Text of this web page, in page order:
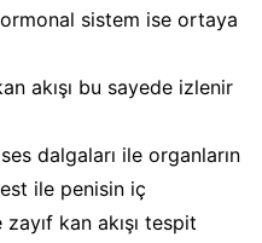
sistem ise ortaya
akışı bu sayede izlenir
dalgaları ile organların
ile penisin iç
kan akışı tespit